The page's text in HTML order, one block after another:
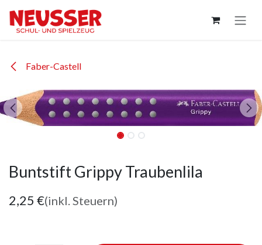
Faber-Castell
Buntstift Grippy Traubenlila
2,25 €(inkl. Steuern)